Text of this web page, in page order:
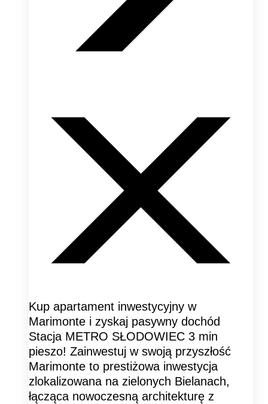
Kup apartament inwestycyjny w
Marimonte i zyskaj pasywny dochód
Stacja METRO SŁODOWIEC 3 min
pieszo! Zainwestuj w swoją przyszłość
Marimonte to prestiżowa inwestycja
zlokalizowana na zielonych Bielanach,
łącząca nowoczesną architekturę z